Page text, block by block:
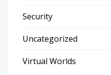
Security
Uncategorized
Virtual Worlds